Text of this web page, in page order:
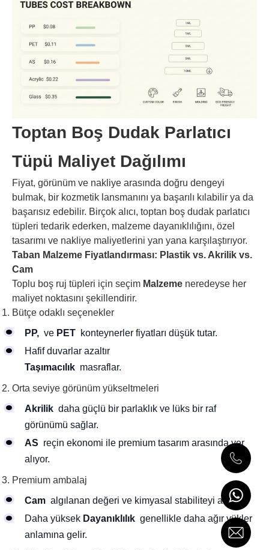
Toptan Boş Dudak Parlatıcı
Tüpü Maliyet Dağılımı
Fiyat, görünüm ve nakliye arasında doğru dengeyi
bulmak, bir kozmetik lansmanını ya başarılı kılabilir ya da
başarısız edebilir. Birçok alıcı, toptan boş dudak parlatıcı
tüpleri tedarik ederken, malzeme dayanıklılığını, özel
tasarımı ve nakliye maliyetlerini yan yana karşılaştırıyor.
Taban Malzeme Fiyatlandırması: Plastik vs. Akrilik vs.
Cam
Toplu boş ruj tüpleri için seçim Malzeme neredeyse her
maliyet noktasını şekillendirir.
Bütçe odaklı seçenekler
PP, ve PET konteynerler fiyatları düşük tutar.
Hafif duvarlar azaltır
Taşımacılık masraflar.
Orta seviye görünüm yükseltmeleri
Akrilik daha güçlü bir parlaklık ve lüks bir raf
görünümü sağlar.
AS reçin ekonomi ile premium tasarım arasında yer
alıyor.
Premium ambalaj
Cam algılanan değeri ve kimyasal stabiliteyi artırır.
Daha yüksek Dayanıklılık genellikle daha ağır yükler
anlamına gelir.